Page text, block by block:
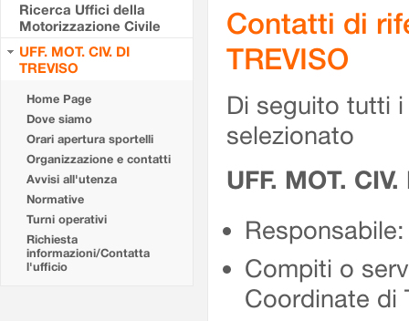
Ricerca Uffici della
Motorizzazione Civile
UFF. MOT. CIV. DI
TREVISO
Home Page
Dove siamo
Orari apertura sportelli
Organizzazione e contatti
Avvisi all'utenza
Normative
Turni operativi
Richiesta
informazioni/Contatta
l'ufficio
Contatti di
TREVISO
Di seguito tutti
selezionato
UFF. MOT.
Compiti o
Coordinate di